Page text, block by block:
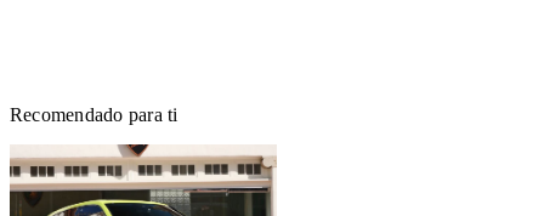
Recomendado para ti